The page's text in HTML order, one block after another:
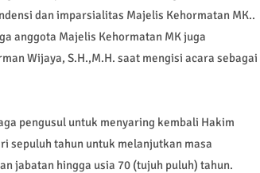
dan imparsialitas Majelis Kehormatan MK..
anggota Majelis Kehormatan MK juga
Wijaya, S.H.,M.H. saat mengisi acara sebagai
pengusul untuk menyaring kembali Hakim
sepuluh tahun untuk melanjutkan masa
jabatan hingga usia 70 (tujuh puluh) tahun.